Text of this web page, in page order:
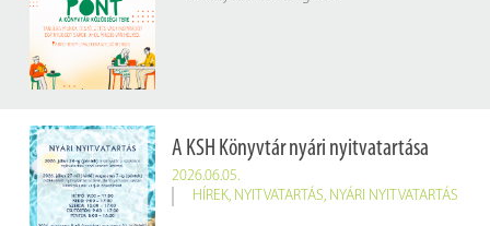
A KSH Könyvtár nyári nyitvatartása
2026.06.05.
HÍREK, NYITVATARTÁS, NYÁRI NYITVATARTÁS